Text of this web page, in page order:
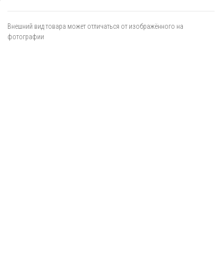
Внешний вид товара может отличаться от изображённого на
фотографии